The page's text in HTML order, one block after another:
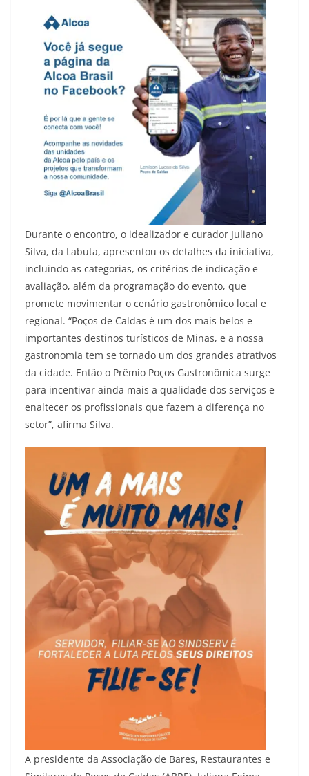
Durante o encontro, o idealizador e curador Juliano
Silva, da Labuta, apresentou os detalhes da iniciativa,
incluindo as categorias, os critérios de indicação e
avaliação, além da programação do evento, que
promete movimentar o cenário gastronômico local e
regional. “Poços de Caldas é um dos mais belos e
importantes destinos turísticos de Minas, e a nossa
gastronomia tem se tornado um dos grandes atrativos
da cidade. Então o Prêmio Poços Gastronômica surge
para incentivar ainda mais a qualidade dos serviços e
enaltecer os profissionais que fazem a diferença no
setor”, afirma Silva.
A presidente da Associação de Bares, Restaurantes e